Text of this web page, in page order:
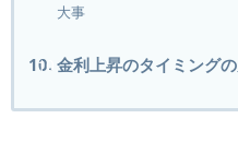
大事
10. 金利上昇のタイミング